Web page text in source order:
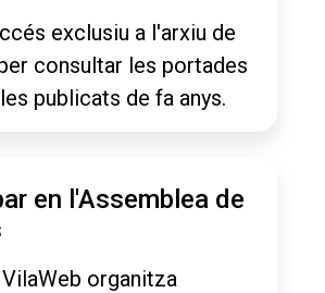
exclusiu a l'arxiu de
consultar les portades
publicats de fa anys.
en l'Assemblea de
VilaWeb organitza